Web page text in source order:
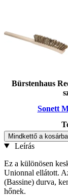
Bürstenhaus
Sonett
Mindkettő a kosárba
Leírás
Ez a különösen
Unionnal ellátott.
(Bassine) durva,
hőnek.